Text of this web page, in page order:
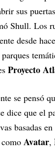
sus
Shull. Los
desde
Proyecto
se pensó
dice que el
basadas
Avatar,